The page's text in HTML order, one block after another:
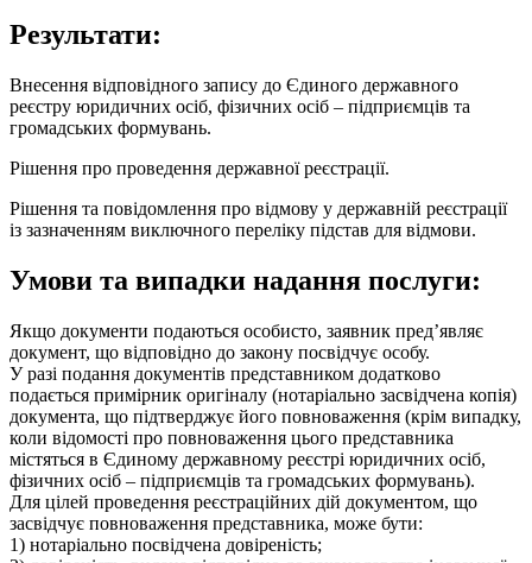
Результати:
Внесення відповідного запису до Єдиного державного
реєстру юридичних осіб, фізичних осіб – підприємців та
громадських формувань.
Рішення про проведення державної реєстрації.
Рішення та повідомлення про відмову у державній реєстрації
із зазначенням виключного переліку підстав для відмови.
Умови та випадки надання послуги:
Якщо документи подаються особисто, заявник пред’являє
документ, що відповідно до закону посвідчує особу.
У разі подання документів представником додатково
подається примірник оригіналу (нотаріально засвідчена копія)
документа, що підтверджує його повноваження (крім випадку,
коли відомості про повноваження цього представника
містяться в Єдиному державному реєстрі юридичних осіб,
фізичних осіб – підприємців та громадських формувань).
Для цілей проведення реєстраційних дій документом, що
засвідчує повноваження представника, може бути:
1) нотаріально посвідчена довіреність;